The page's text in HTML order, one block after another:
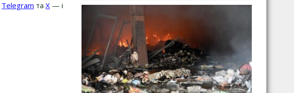
Telegram та Х — і